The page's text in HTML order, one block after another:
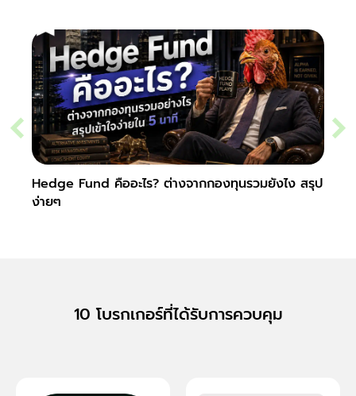
Hedge Fund คืออะไร? ต่างจากกองทุนรวมยังไง สรุป
ง่ายๆ
10 โบรกเกอร์ที่ได้รับการควบคุม